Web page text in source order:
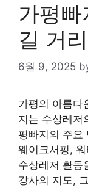
가평
길 거
6월 9, 2025
가평의 아름다
지는 수상레저
평빠지의 주요
웨이크서핑,
수상레저 활동
강사의 지도,